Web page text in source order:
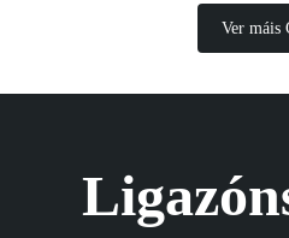
Ver máis